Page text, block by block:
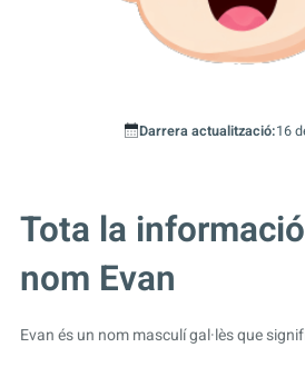
Darrera actualització:16
Tota la
nom Evan
Evan és un nom masculí gal·lès que